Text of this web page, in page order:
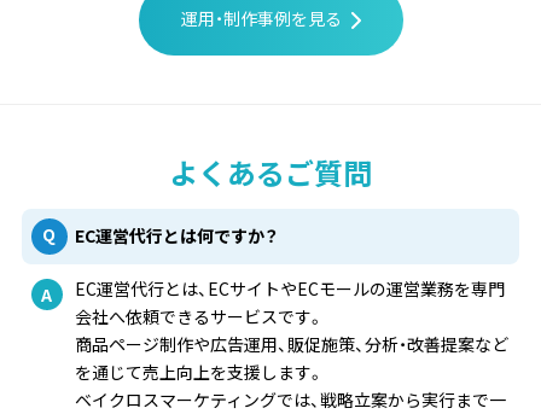
運用・制作事例を見る
よくあるご質問
EC運営代行とは何ですか？
EC運営代行とは、ECサイトやECモールの運営業務を専門
会社へ依頼できるサービスです。
商品ページ制作や広告運用、販促施策、分析・改善提案など
を通じて売上向上を支援します。
ベイクロスマーケティングでは、戦略立案から実行まで一